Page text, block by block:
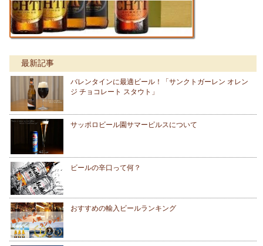
最新記事
バレンタインに最適ビール！「サンクトガーレン オレン
ジ チョコレート スタウト」
サッポロビール園サマーピルスについて
ビールの辛口って何？
おすすめの輸入ビールランキング